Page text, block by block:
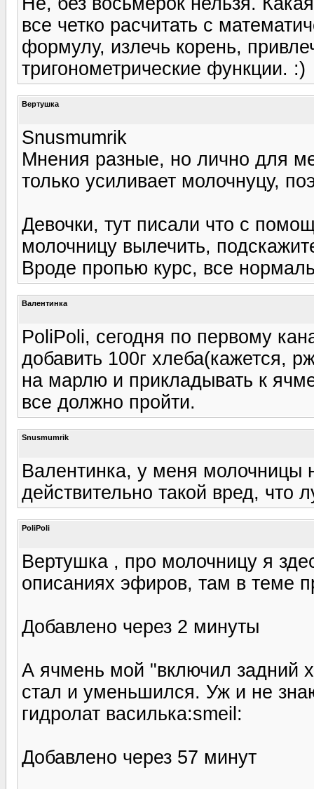
все четко расчитать с
формулу, излечь корень,
тригонометрические функции. :)
Вертушка
Snusmumrik
Мнения разные, но лично для
только усиливает молочнуцу,
Девочки, тут писали что с
молочницу вылечить,
Вроде пропью курс, все
Валентинка
PoliPoli, сегодня по первому
добавить 100г хлеба(кажется,
на марлю и прикладывать к
все должно пройти.
Snusmumrik
Валентинка, у меня молочницы
действительно такой вред, что
PoliPoli
Вертушка , про молочницу я
описаниях эфиров, там в теме
Добавлено через 2 минуты
А ячмень мой "включил задний
стал и уменьшился. Уж и не
гидролат василька:smeil:
Добавлено через 57 минут